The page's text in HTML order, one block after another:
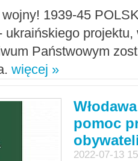
1939-45
ukraińskiego
Państwowym
więcej »
pomoc
2022-07-13